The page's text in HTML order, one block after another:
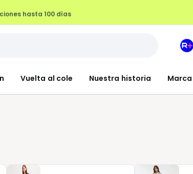
hasta 100 días
Vuelta al cole Nuestra historia
Mi